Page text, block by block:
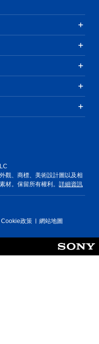
觀、商標、美術設計圖以及相
材。保留所有權利。 詳細資訊
Cookie政策 網站地圖